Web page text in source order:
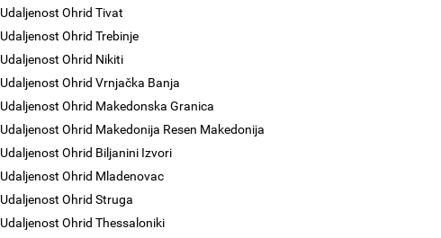
Udaljenost Ohrid Tivat
Udaljenost Ohrid Trebinje
Udaljenost Ohrid Nikiti
Udaljenost Ohrid Vrnjačka Banja
Udaljenost Ohrid Makedonska Granica
Udaljenost Ohrid Makedonija Resen Makedonija
Udaljenost Ohrid Biljanini Izvori
Udaljenost Ohrid Mladenovac
Udaljenost Ohrid Struga
Udaljenost Ohrid Thessaloniki